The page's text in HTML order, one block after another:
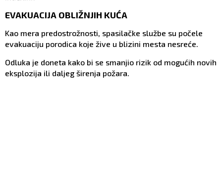
EVAKUACIJA OBLIŽNJIH KUĆA
Kao mera predostrožnosti, spasilačke službe su počele
evakuaciju porodica koje žive u blizini mesta nesreće.
Odluka je doneta kako bi se smanjio rizik od mogućih novih
eksplozija ili daljeg širenja požara.